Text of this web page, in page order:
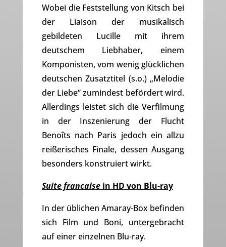
Wobei die Feststellung von Kitsch bei
der Liaison der musikalisch
gebildeten Lucille mit ihrem
deutschem Liebhaber, einem
Komponisten, vom wenig glücklichen
deutschen Zusatztitel (s.o.) „Melodie
der Liebe“ zumindest befördert wird.
Allerdings leistet sich die Verfilmung
in der Inszenierung der Flucht
Benoîts nach Paris jedoch ein allzu
reißerisches Finale, dessen Ausgang
besonders konstruiert wirkt.
Suite francaisein HD von Blu-ray
In der üblichen Amaray-Box befinden
sich Film und Boni, untergebracht
auf einer einzelnen Blu-ray.